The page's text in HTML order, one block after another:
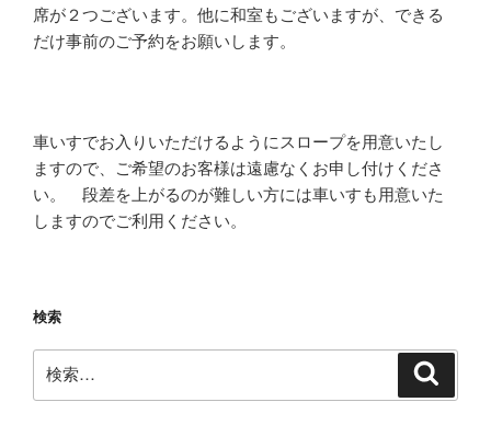
席が２つございます。他に和室もございますが、できる
だけ事前のご予約をお願いします。
車いすでお入りいただけるようにスロープを用意いたし
ますので、ご希望のお客様は遠慮なくお申し付けくださ
い。 段差を上がるのが難しい方には車いすも用意いた
しますのでご利用ください。
検索
索: